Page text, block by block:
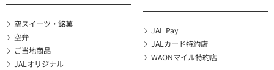
空スイーツ・銘菓
空弁
ご当地商品
JALオリジナル
JAL Pay
JALカード特約店
WAONマイル特約店